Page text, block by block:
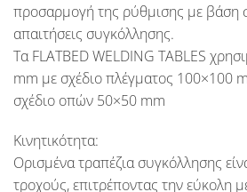
προσαρμογή της ρύθμισης με βάση
απαιτήσεις συγκόλλησης.
ΤαFLATBED WELDING TABLES
mm με σχέδιο πλέγματος 100×100
σχέδιο οπών 50×50 mm
Κινητικότητα:
Ορισμένα τραπέζια συγκόλλησης
τροχούς, επιτρέποντας την εύκολη